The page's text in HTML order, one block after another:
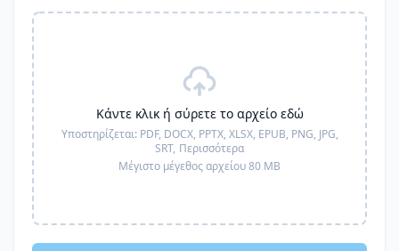
Κάντε κλικ ή σύρετε το αρχείο εδώ
Υποστηρίζεται: PDF, DOCX, PPTX, XLSX, EPUB, PNG, JPG,
SRT, Περισσότερα
Μέγιστο μέγεθος αρχείου 80 MB